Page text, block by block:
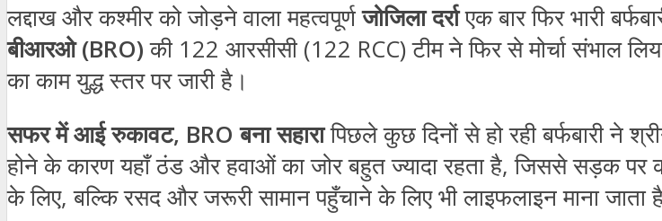
लद्दाख और कश्मीर को जोड़ने वाला महत्वपूर्णजोजिला दर्राएक बार फिर भारी
बीआरओ (BRO) की 122 आरसीसी (122 RCC) टीम ने फिर से मोर्चा संभाल
का काम युद्ध स्तर पर जारी है।
सफर में आई रुकावट, BRO बना सहारापिछले कुछ दिनों से हो रही बर्फबारी ने
होने के कारण यहाँ ठंड और हवाओं का जोर बहुत ज्यादा रहता है, जिससे सड़क पर
के लिए, बल्कि रसद और जरूरी सामान पहुँचाने के लिए भी लाइफलाइन माना जाता